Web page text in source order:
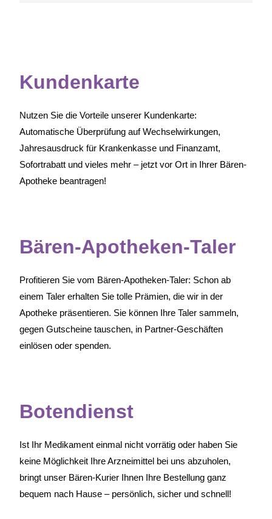
Kundenkarte
Nutzen Sie die Vorteile unserer Kundenkarte:
Automatische Überprüfung auf Wechselwirkungen,
Jahresausdruck für Krankenkasse und Finanzamt,
Sofortrabatt und vieles mehr – jetzt vor Ort in Ihrer Bären-
Apotheke beantragen!
Bären-Apotheken-Taler
Profitieren Sie vom Bären-Apotheken-Taler: Schon ab
einem Taler erhalten Sie tolle Prämien, die wir in der
Apotheke präsentieren. Sie können Ihre Taler sammeln,
gegen Gutscheine tauschen, in Partner-Geschäften
einlösen oder spenden.
Botendienst
Ist Ihr Medikament einmal nicht vorrätig oder haben Sie
keine Möglichkeit Ihre Arzneimittel bei uns abzuholen,
bringt unser Bären-Kurier Ihnen Ihre Bestellung ganz
bequem nach Hause – persönlich, sicher und schnell!